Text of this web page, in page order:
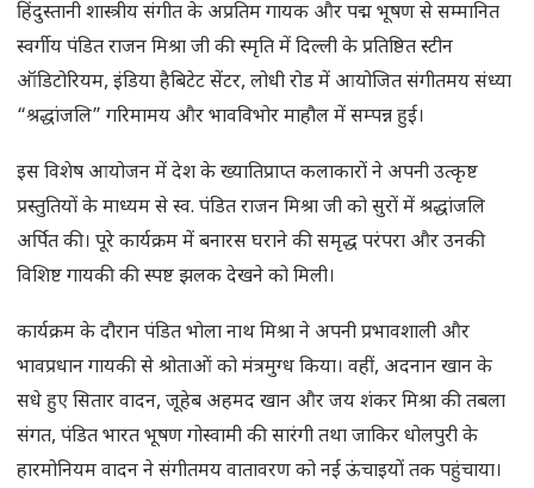
हिंदुस्तानी शास्त्रीय संगीत के अप्रतिम गायक और पद्म भूषण से सम्मानित
स्वर्गीय पंडित राजन मिश्रा जी की स्मृति में दिल्ली के प्रतिष्ठित स्टीन
ऑडिटोरियम, इंडिया हैबिटेट सेंटर, लोधी रोड में आयोजित संगीतमय संध्या
“श्रद्धांजलि” गरिमामय और भावविभोर माहौल में सम्पन्न हुई।
इस विशेष आयोजन में देश के ख्यातिप्राप्त कलाकारों ने अपनी उत्कृष्ट
प्रस्तुतियों के माध्यम से स्व. पंडित राजन मिश्रा जी को सुरों में श्रद्धांजलि
अर्पित की। पूरे कार्यक्रम में बनारस घराने की समृद्ध परंपरा और उनकी
विशिष्ट गायकी की स्पष्ट झलक देखने को मिली।
कार्यक्रम के दौरान पंडित भोला नाथ मिश्रा ने अपनी प्रभावशाली और
भावप्रधान गायकी से श्रोताओं को मंत्रमुग्ध किया। वहीं, अदनान खान के
सधे हुए सितार वादन, जूहेब अहमद खान और जय शंकर मिश्रा की तबला
संगत, पंडित भारत भूषण गोस्वामी की सारंगी तथा जाकिर धोलपुरी के
हारमोनियम वादन ने संगीतमय वातावरण को नई ऊंचाइयों तक पहुंचाया।